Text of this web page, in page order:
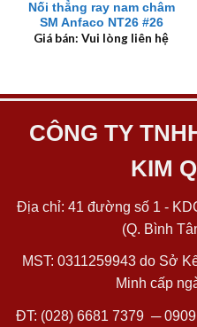
Nối thẳng ray nam châm
SM Anfaco NT26 #26
Giá bán: Vui lòng liên hệ
CÔNG TY
KIM
Địa chỉ: 41 đường số 1 -
(Q. Bình
MST: 0311259943 do Sở
Minh cấp
ĐT: (028) 6681 7379 ─